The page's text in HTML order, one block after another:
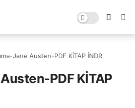
Jane Austen-PDF KİTAP İNDR
PDF KİTAP